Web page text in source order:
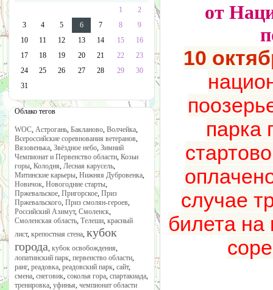
1
2
3
4 5 6 7 8
9
10
11 12 13 14 15
16
17
18 19 20 21 22
23
24
25 26 27 28 29
30
31
Облако тегов
WOC, Астрогань, Бакланово, Волчейка,
Всероссийские соревнования ветеранов,
Вязовенька, Звёздное небо, Зимний
Чемпионат и Первенство области, Козьи
горы, Колодня, Лесная карусель,
Митинские карьеры, Нижняя Дубровенка,
Новичок, Новогодние старты,
Пржевальское, Пригорское, Приз
Пржевальского, Приз смолян-героев,
Российский Азимут, Смоленск,
Смоленская область, Телеши, красный
лист, крепостная стена, кубок
города, кубок освобождения,
лопатинский парк, первенство области,
ранг, реадовка, реадовский парк, сайт,
смена, снеговик, соколья гора, спартакиада,
тренировка, уфинья, чемпионат области
от
10
парка
случае
билета на